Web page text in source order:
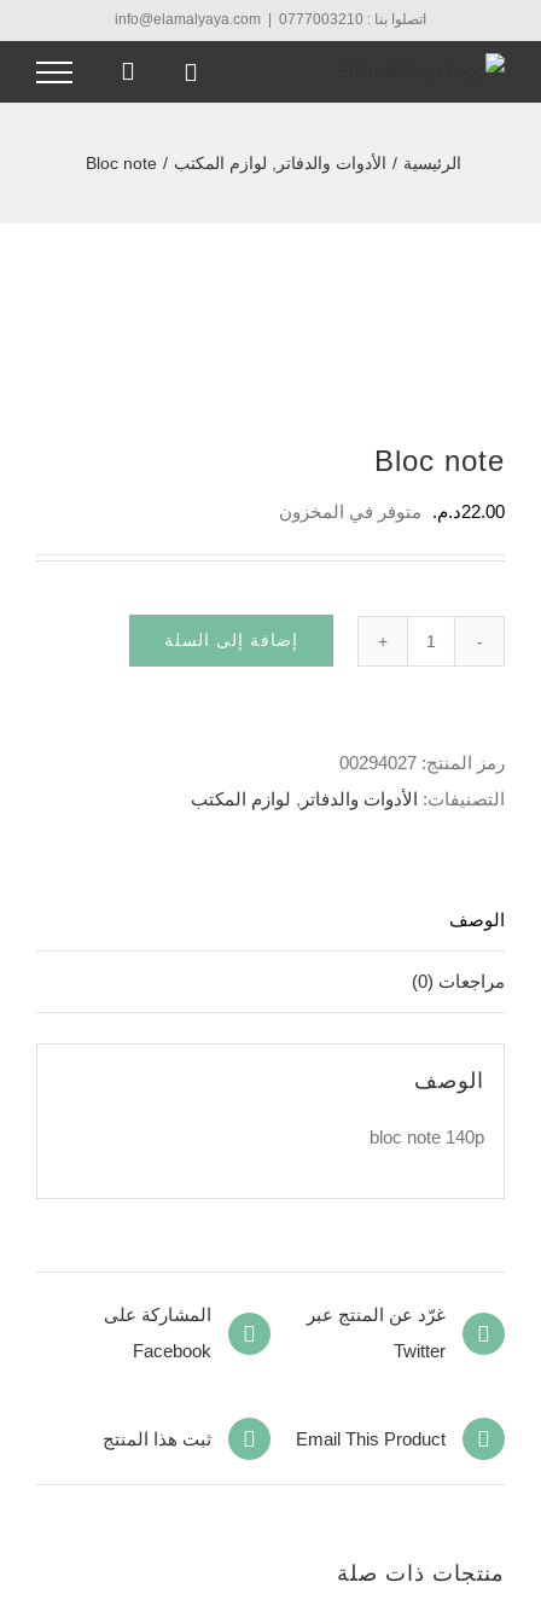
اتصلوا بنا : 0777003210 info@elamalyaya.com
الرئيسية / الأدوات والدفاتر , لوازم المكتب /
Bloc note
Bloc note
22.00د.م. متوفر في المخزون
إضافة إلى السلة
رمز المنتج: 00294027
التصنيفات: الأدوات والدفاتر , لوازم المكتب
الوصف
مراجعات (0)
الوصف
bloc note 140p
المشاركة على
Facebook
غرّد عن المنتج عبر
Twitter
ثبت هذا المنتج Email This Product
منتجات ذات صلة